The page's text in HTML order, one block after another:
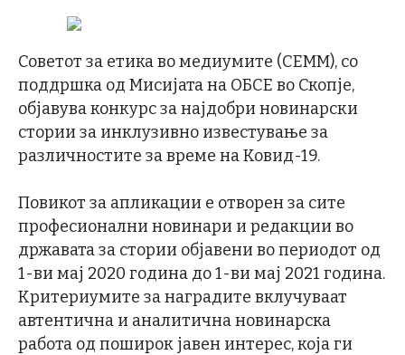
Советот за етика во медиумите (СЕММ), со
поддршка од Мисијата на ОБСЕ во Скопје,
објавува конкурс за најдобри новинарски
стории за инклузивно известување за
различностите за време на Ковид-19.
Повикот за апликации е отворен за сите
професионални новинари и редакции во
државата за стории објавени во периодот од
1-ви мај 2020 година до 1-ви мај 2021 година.
Критериумите за наградите вклучуваат
автентична и аналитична новинарска
работа од поширок јавен интерес, која ги